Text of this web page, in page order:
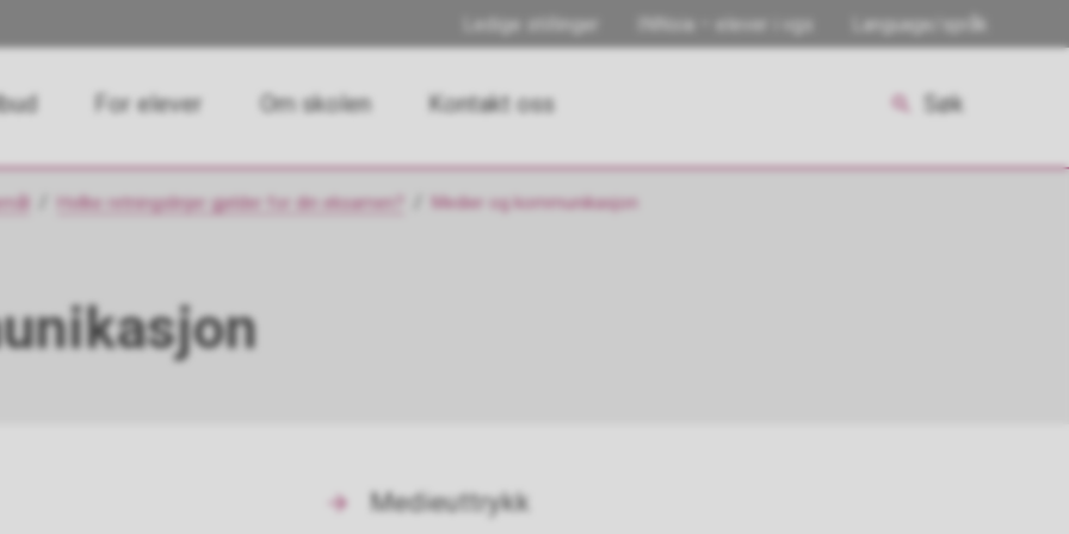
Ledige stillinger INNsia – elever i vgs Language/språk
For elever Om skolen Kontakt oss Søk
Hvilke retningslinjer gjelder for din eksamen? Medier og kommunikasjon
Medieuttrykk